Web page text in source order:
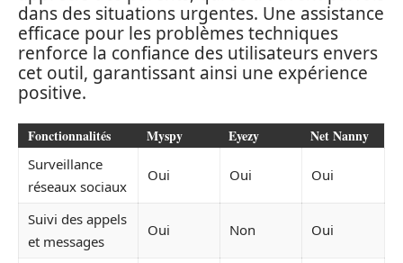
dans des situations urgentes. Une assistance
efficace pour les problèmes techniques
renforce la confiance des utilisateurs envers
cet outil, garantissant ainsi une expérience
positive.
Fonctionnalités Myspy Eyezy Net Nanny
Surveillance
réseaux sociaux
Oui Oui Oui
Suivi des appels
et messages
Oui Non Oui